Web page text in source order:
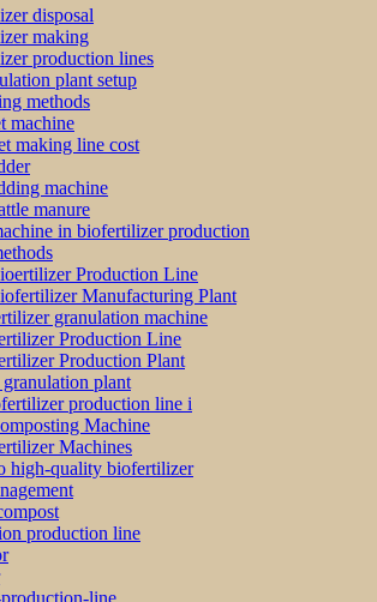
disposal
making
production lines
plant setup
methods
machine
making line cost
machine
manure
in biofertilizer production
Production Line
Manufacturing Plant
granulation machine
Production Line
Production Plant
plant
production line i
Machine
Machines
high-quality biofertilizer
production line